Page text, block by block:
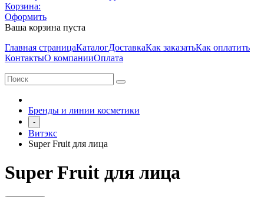
Корзина:
Оформить
Ваша корзина пуста
Главная страницаКаталогДоставкаКак заказатьКак оплатить
КонтактыО компанииОплата
Бренды и линии косметики
-
Витэкс
Super Fruit для лица
Super Fruit для лица